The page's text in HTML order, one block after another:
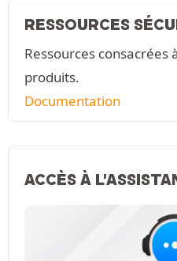
RESSOURCES
Ressources consacrées
produits.
Documentation
ACCÈS À